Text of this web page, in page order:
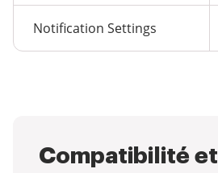
Notification Settings
Compatibilité et